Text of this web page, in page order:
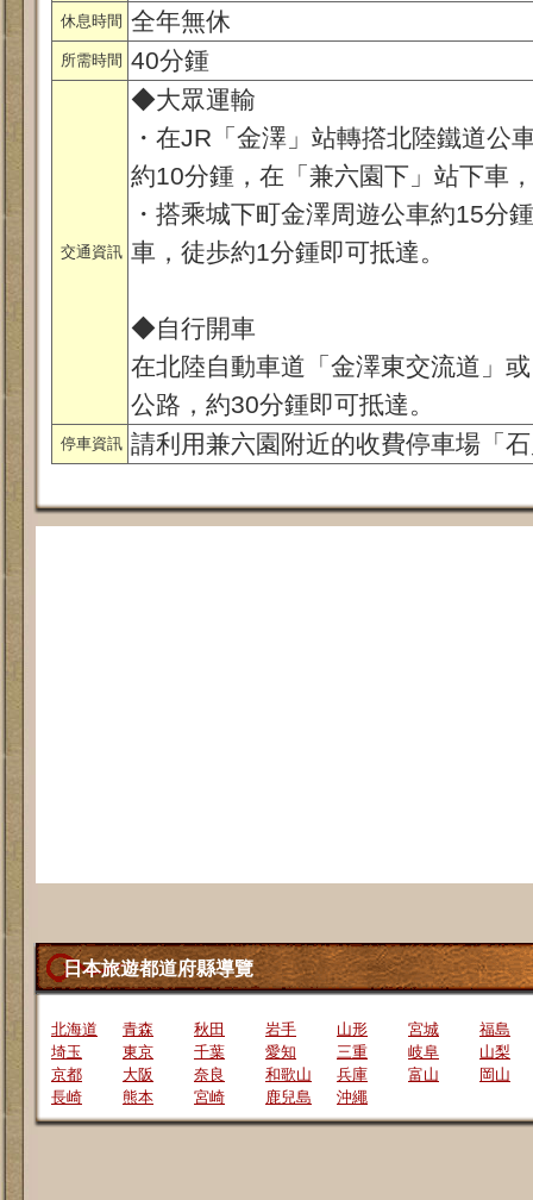
休息時間 全年無休
所需時間 40分鍾
交通資訊
◆大眾運輸
・在JR「金澤」站轉撘北陸鐵道公
約10分鍾，在「兼六園下」站下車
・搭乘城下町金澤周遊公車約15分
車，徒歩約1分鍾即可抵達。
◆自行開車
在北陸自動車道「金澤東交流道」
公路，約30分鍾即可抵達。
停車資訊 請利用兼六園附近的收費停車場「
日本旅遊都道府縣導覽
北海道 青森 秋田 岩手 山形 宮城
福島
埼玉
東京 千葉 愛知 三重 岐阜
山梨
京都
大阪 奈良 和歌山 兵庫 富山
岡山
長崎
熊本 宮崎 鹿兒島 沖繩